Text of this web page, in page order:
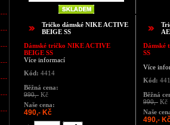
Tričko dámské NIKE ACTIVE
BEIGE SS
Dámské tričko NIKE ACTIVE
BEIGE SS
Více informací
Kód: 4414
Běžná cena:
990,- Kč
Naše cena:
490,- Kč
Dámské
SS
Více
Kód:
Běžná
990,- Kč
Naše
490,-